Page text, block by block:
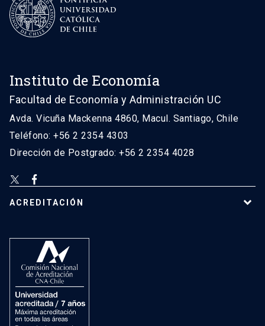
Instituto de Economía
Facultad de Economía y Administración UC
Avda. Vicuña Mackenna 4860, Macul. Santiago, Chile
Teléfono: +56 2 2354 4303
Dirección de Postgrado: +56 2 2354 4028
ACREDITACIÓN